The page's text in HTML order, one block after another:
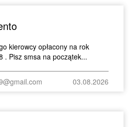
kierowcy opłacony na rok
. Pisz smsa na początek...
03.08.2026